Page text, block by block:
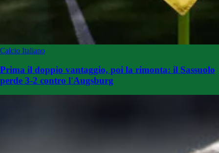
Calcio Italiano
Prima il doppio vantaggio, poi la rimonta: il Sassuolo
perde 3-2 contro l'Augsburg